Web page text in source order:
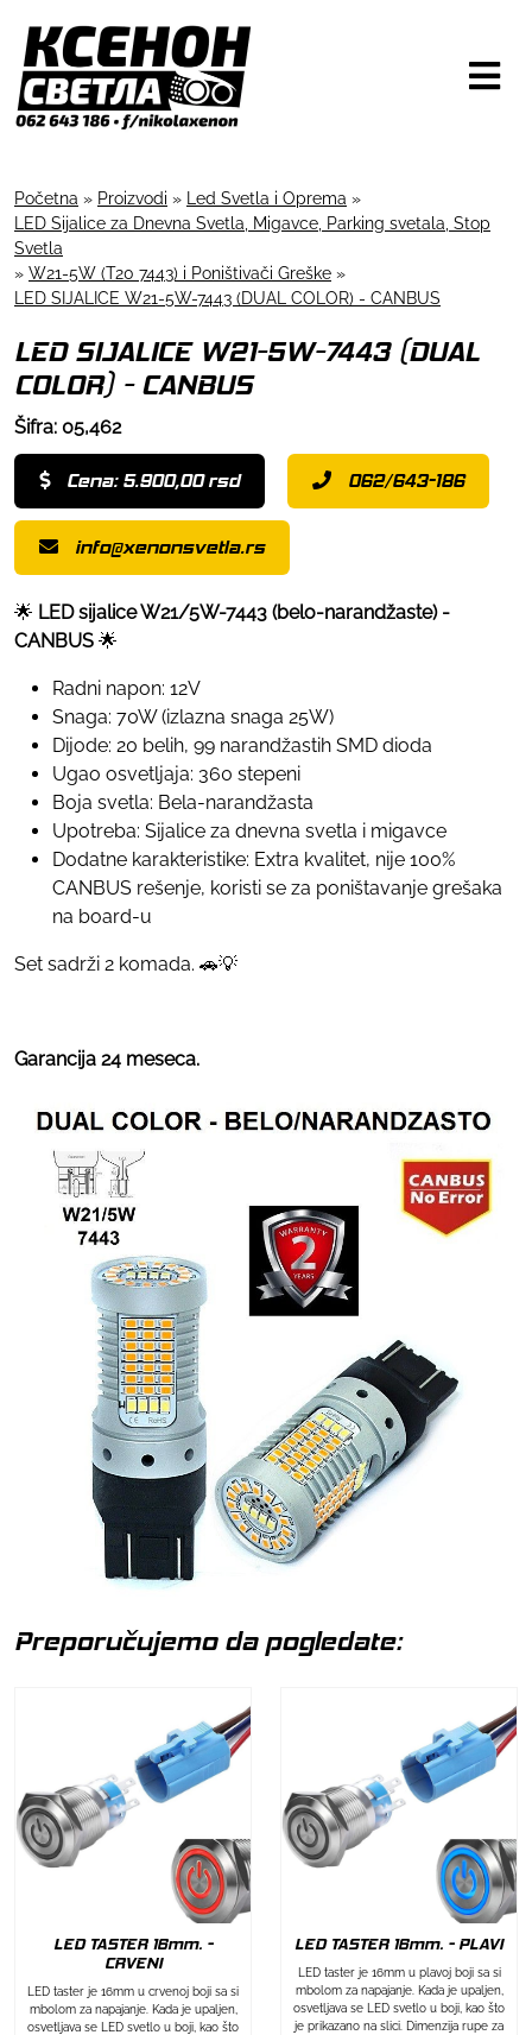
Početna » Proizvodi » Led Svetla i Oprema »
LED Sijalice za Dnevna Svetla, Migavce, Parking svetala, Stop
Svetla
» W21-5W (T20 7443) i Poništivači Greške »
LED SIJALICE W21-5W-7443 (DUAL COLOR) - CANBUS
LED SIJALICE W21-5W-7443 (DUAL
COLOR) - CANBUS
Šifra: 05,462
Cena: 5.900,00 rsd 062/643-186
info@xenonsvetla.rs
🌟 LED sijalice W21/5W-7443 (belo-narandžaste) -
CANBUS 🌟
Radni napon: 12V
Snaga: 70W (izlazna snaga 25W)
Dijode: 20 belih, 99 narandžastih SMD dioda
Ugao osvetljaja: 360 stepeni
Boja svetla: Bela-narandžasta
Upotreba: Sijalice za dnevna svetla i migavce
Dodatne karakteristike: Extra kvalitet, nije 100%
CANBUS rešenje, koristi se za poništavanje grešaka
na board-u
Set sadrži 2 komada. 🚗💡
Garancija 24 meseca.
Preporučujemo da pogledate:
LED TASTER 16mm. -
CRVENI
LED taster je 16mm u crvenoj boji sa si
mbolom za napajanje. Kada je upaljen,
osvetljava se LED svetlo u boji, kao što
LED TASTER 16mm. - PLAVI
LED taster je 16mm u plavoj boji sa si
mbolom za napajanje. Kada je upaljen,
osvetljava se LED svetlo u boji, kao što
je prikazano na slici. Dimenzija rupe za